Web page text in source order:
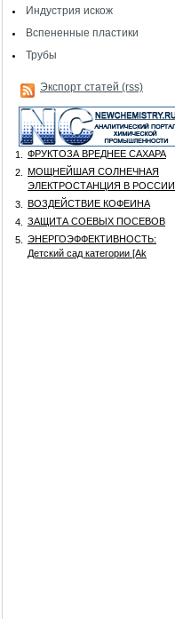
Индустрия искож
Вспененные пластики
Трубы
Экспорт статей (rss)
1.
ФРУКТОЗА ВРЕДНЕЕ САХАРА
2.
МОЩНЕЙШАЯ СОЛНЕЧНАЯ
ЭЛЕКТРОСТАНЦИЯ В РОССИИ
3.
ВОЗДЕЙСТВИЕ КОФЕИНА
4.
ЗАЩИТА СОЕВЫХ ПОСЕВОВ
5.
ЭНЕРГОЭФФЕКТИВНОСТЬ:
Детский сад категории [Аk